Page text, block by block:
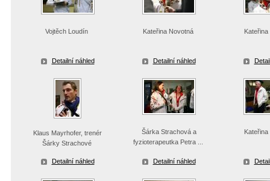
Vojtěch Loudín
Detailní náhled
Kateřina Novotná
Detailní náhled
Klaus Mayrhofer, trenér
Šárky Strachové
Detailní náhled
Šárka Strachová a
fyzioterapeutka Petra ...
Detailní náhled